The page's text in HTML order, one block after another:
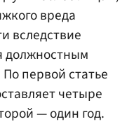
вреда
вследствие
должностным
первой статье
четыре
— один год.